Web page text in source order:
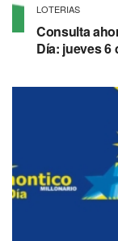
LOTERIAS
Consulta
Día: jueves 6